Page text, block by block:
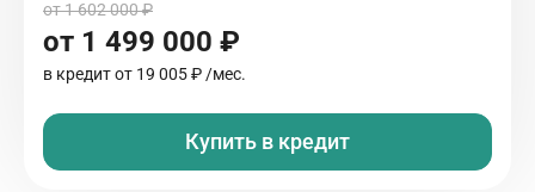
от 1 602 000 ₽
от 1 499 000 ₽
в кредит от 19 005 ₽ /мес.
Купить в кредит